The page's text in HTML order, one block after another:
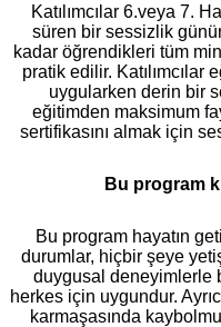
Katılımcılar 6.veya 7.
süren bir sessizlik
kadar öğrendikleri tüm
pratik edilir.
uygularken derin bir
eğitimden maksimum
sertifikasını almak için
Bu program
Bu program hayatın
durumlar, hiçbir şeye
duygusal deneyimlerle
herkes için uygundur.
karmaşasında